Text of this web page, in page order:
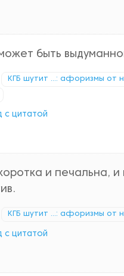
быть
КГБ шутит ...: афоризмы от
с цитатой
и печальна,
КГБ шутит ...: афоризмы от
с цитатой